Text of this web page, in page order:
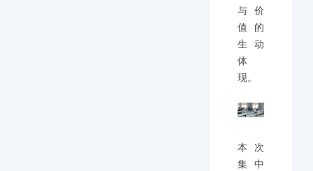
与价
值的
生动
体
现。
本次
集中